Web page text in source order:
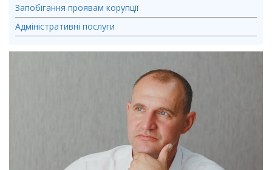
Запобігання проявам корупції
Адміністративні послуги